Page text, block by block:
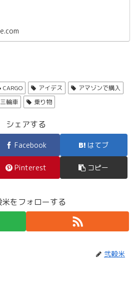
CARGO アイデス
アマゾンで購入
三輪車 乗り物
シェアする
Facebook はてブ
Pinterest コピー
米をフォローする
弐穀米